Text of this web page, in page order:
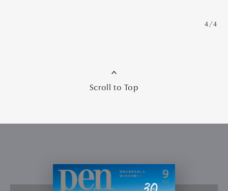
4/4
Scroll to Top